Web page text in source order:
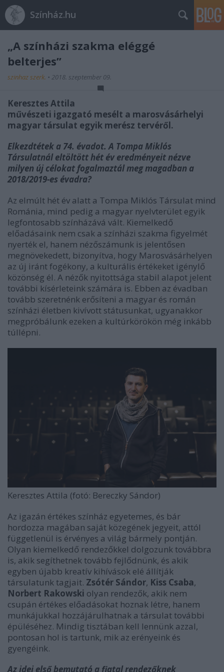
Színház.hu
„A színházi szakma eléggé
belterjes”
szinhaz szerk. • 2018. szeptember 09.
Keresztes Attila
művészeti igazgató mesélt a marosvásárhelyi
magyar társulat egyik merész tervéről.
Elkezdtétek a 74. évadot. A Tompa Miklós
Társulatnál eltöltötthét év eredményeit nézve
milyen új célokat fogalmaztál meg magadban a
2018/2019-es évadra?
Az elmúlt hét év alatt a Tompa Miklós Társulat mind
Románia, mind pedig a magyar nyelvterület egyik
legfontosabb színházává vált. Kiemelkedő
előadásaink nem csak a színházi szakma figyelmét
nyerték el, hanem nézőszámunk is jelentősen
megnövekedett, bizonyítva, hogy Marosvásárhelyen
az új iránt fogékony, a kulturális értékeket igénylő
közönség él. A nézők nyitottsága stabil alapot jelent
további kísérleteink számára is. Ebben az évadban
tovább szeretnénk erősíteni a magyar és román
színházi életben kivívott státusunkat, ugyanakkor
megpróbálunk ezeken a kultúrkörökön még inkább
túllépni.
Keresztes Attila (fotó: Bereczky Sándor)
Az igazán értékes színház egyetemes, és bár
hordozza magában saját közegének jegyeit, attól
függetlenül is érvényes a világ bármely pontján.
Olyan kiemelkedő rendezőkkel dolgozunk továbbra
is, akik segíthetnek tovább fejlődnünk, és akik
egyben újabb kreatív kihívások elé állítják
társulatunk tagjait. Zsótér Sándor, Kiss Csaba,
Norbert Rakowski olyan rendezők, akik nem
csupán értékes előadásokat hoznak létre, hanem
munkájukkal hozzájárulhatnak a társulat további
épüléséhez. Mindig tisztában kell lennünk azzal,
pontosan hol is tartunk, mik az erényeink és
gyengéink.
Az idei első bemutató a fiatal rendezőknek